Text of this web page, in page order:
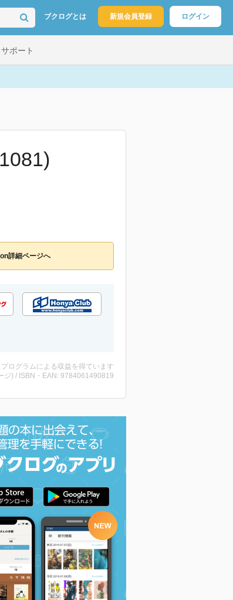
ブクログとは 新規会員登録 ログイン
サポート
詳細ページへ
ログラムによる収益を得ています
ジ) / ISBN・EAN: 9784061490819